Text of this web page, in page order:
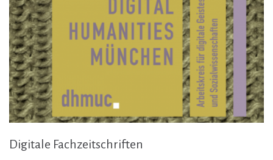
Digitale Fachzeitschriften